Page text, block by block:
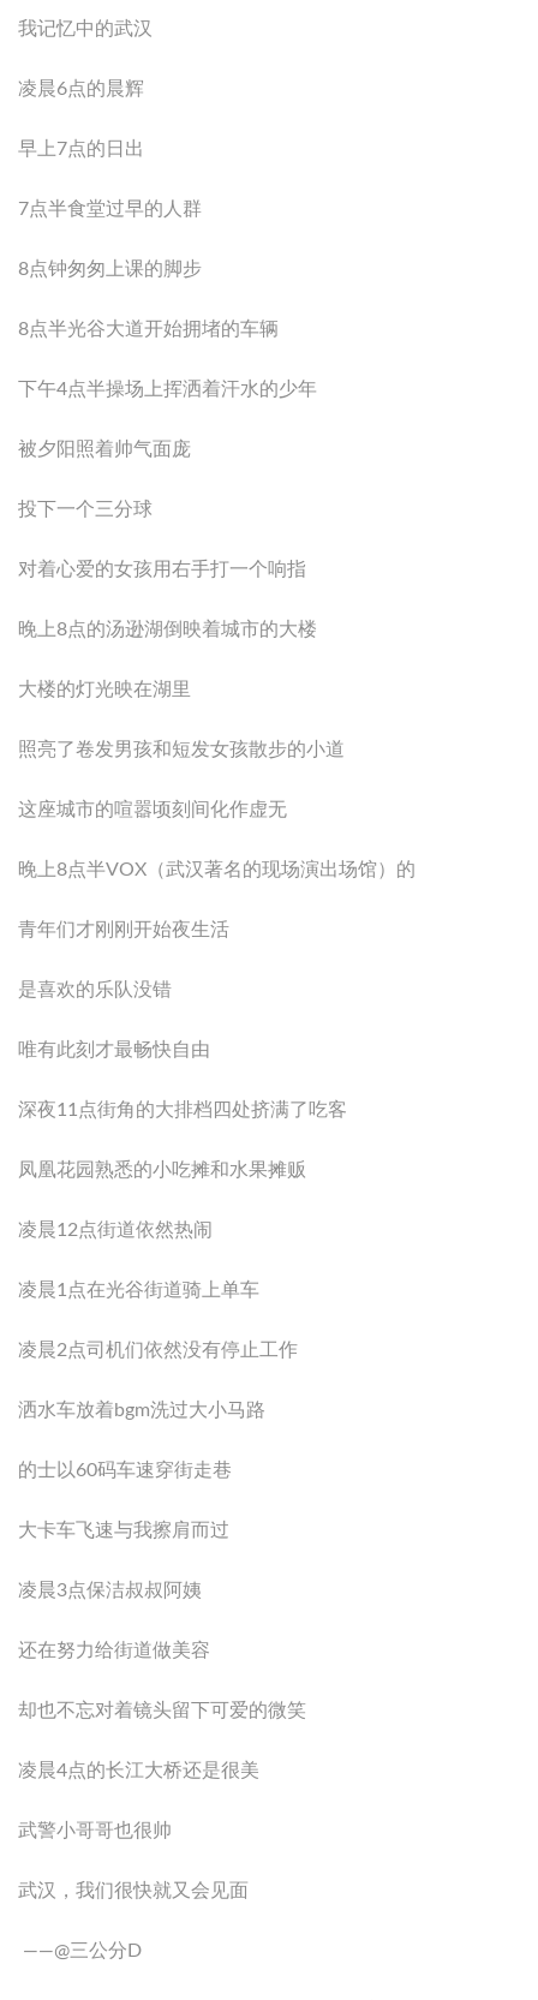
我记忆中的武汉
凌晨6点的晨辉
早上7点的日出
7点半食堂过早的人群
8点钟匆匆上课的脚步
8点半光谷大道开始拥堵的车辆
下午4点半操场上挥洒着汗水的少年
被夕阳照着帅气面庞
投下一个三分球
对着心爱的女孩用右手打一个响指
晚上8点的汤逊湖倒映着城市的大楼
大楼的灯光映在湖里
照亮了卷发男孩和短发女孩散步的小道
这座城市的喧嚣顷刻间化作虚无
晚上8点半VOX（武汉著名的现场演出场馆）的
青年们才刚刚开始夜生活
是喜欢的乐队没错
唯有此刻才最畅快自由
深夜11点街角的大排档四处挤满了吃客
凤凰花园熟悉的小吃摊和水果摊贩
凌晨12点街道依然热闹
凌晨1点在光谷街道骑上单车
凌晨2点司机们依然没有停止工作
洒水车放着bgm洗过大小马路
的士以60码车速穿街走巷
大卡车飞速与我擦肩而过
凌晨3点保洁叔叔阿姨
还在努力给街道做美容
却也不忘对着镜头留下可爱的微笑
凌晨4点的长江大桥还是很美
武警小哥哥也很帅
武汉，我们很快就又会见面
——@三公分D